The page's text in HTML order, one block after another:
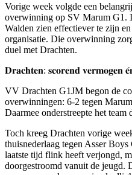
Vorige week volgde een
overwinning op SV Marum G1.
Walden zien effectiever te zijn
organisatie. Die overwinning
duel met Drachten.
𝐃𝐫𝐚𝐜𝐡𝐭𝐞𝐧: 𝐬𝐜𝐨𝐫𝐞𝐧𝐝 𝐯𝐞𝐫𝐦𝐨𝐠𝐞𝐧
VV Drachten G1JM begon de
overwinningen: 6-2 tegen
Daarmee onderstreepte het
Toch kreeg Drachten vorige
thuisnederlaag tegen Asser
laatste tijd flink heeft verjongd,
doorgestroomd vanuit de jeugd.